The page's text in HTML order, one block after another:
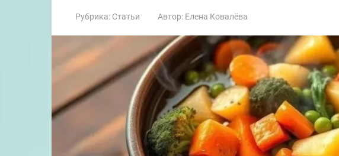
Рубрика: Статьи Автор: Елена Ковалёва